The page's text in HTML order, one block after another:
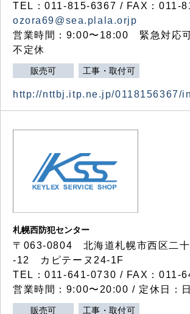
TEL：011-815-6367 / FAX：011-
ozora69@sea.plala.orjp
営業時間：9:00〜18:00 緊急対応可
不定休
販売可 工事・取付可
http://nttbj.itp.ne.jp/0118156367/
札幌西防犯センター
〒063-0804 北海道札幌市西区二
-12 カピテーヌ24-1F
TEL：011-641-0730 / FAX：011-
営業時間：9:00〜20:00 / 定休日：
販売可 工事・取付可